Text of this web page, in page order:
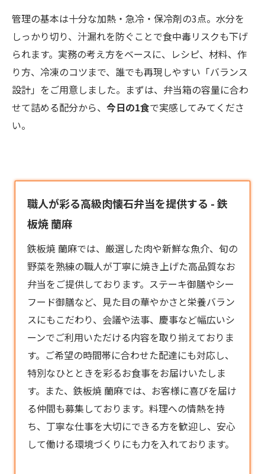
管理の基本は十分な加熱・急冷・保冷剤の3点。水分を
しっかり切り、汁漏れを防ぐことで食中毒リスクも下げ
られます。実務の考え方をベースに、レシピ、材料、作
り方、冷凍のコツまで、誰でも再現しやすい「バランス
設計」をご用意しました。まずは、弁当箱の容量に合わ
せて詰める配分から、 今日の1食で実感してみてくださ
い。
職人が彩る高級肉懐石弁当を提供する - 鉄
板焼 蘭麻
鉄板焼 蘭麻では、厳選した肉や新鮮な魚介、旬の
野菜を熟練の職人が丁寧に焼き上げた高品質なお
弁当をご提供しております。ステーキ御膳やシー
フード御膳など、見た目の華やかさと栄養バラン
スにもこだわり、会議や法事、慶事など幅広いシ
ーンでご利用いただける内容を取り揃えておりま
す。ご希望の時間帯に合わせた配達にも対応し、
特別なひとときを彩るお食事をお届けいたしま
す。また、鉄板焼 蘭麻では、お客様に喜びを届け
る仲間も募集しております。料理への情熱を持
ち、丁寧な仕事を大切にできる方を歓迎し、安心
して働ける環境づくりにも力を入れております。